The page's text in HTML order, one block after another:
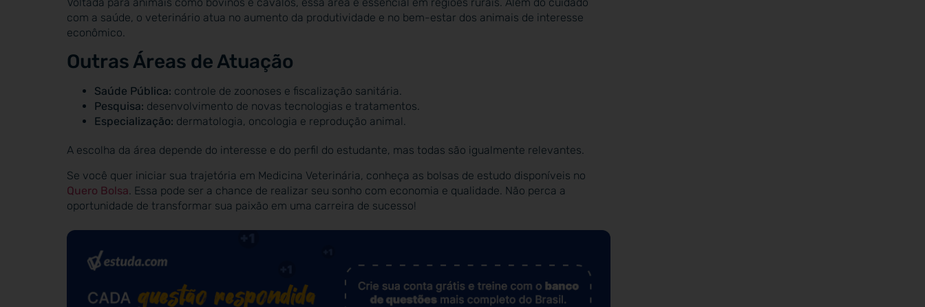
com a saúde, o veterinário atua no aumento da produtividade e no bem-estar dos animais de interesse
econômico.
Outras Áreas de Atuação
Saúde Pública: controle de zoonoses e fiscalização sanitária.
Pesquisa: desenvolvimento de novas tecnologias e tratamentos.
Especialização: dermatologia, oncologia e reprodução animal.
A escolha da área depende do interesse e do perfil do estudante, mas todas são igualmente relevantes.
Se você quer iniciar sua trajetória em Medicina Veterinária, conheça as bolsas de estudo disponíveis no
Quero Bolsa . Essa pode ser a chance de realizar seu sonho com economia e qualidade. Não perca a
oportunidade de transformar sua paixão em uma carreira de sucesso!